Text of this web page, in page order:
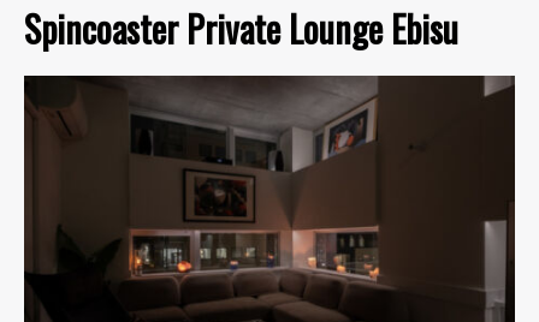
Spincoaster Private Lounge Ebisu